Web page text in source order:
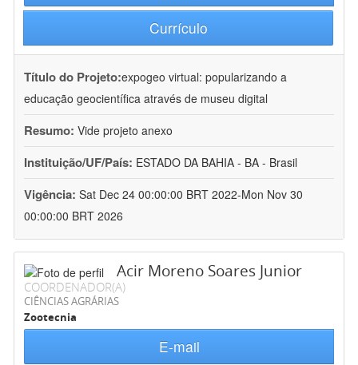
Currículo
Título do Projeto:expogeo virtual: popularizando a
educação geocientífica através de museu digital
Resumo: Vide projeto anexo
Instituição/UF/País: ESTADO DA BAHIA - BA - Brasil
Vigência: Sat Dec 24 00:00:00 BRT 2022-Mon Nov 30
00:00:00 BRT 2026
Acir Moreno Soares Junior
COORDENADOR(A)
CIÊNCIAS AGRÁRIAS
Zootecnia
E-mail